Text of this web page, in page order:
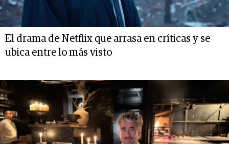
El drama de Netflix que arrasa en críticas y se
ubica entre lo más visto